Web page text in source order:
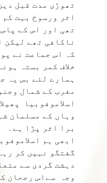
تھوڑی مدت قبل
اثر ورسوخ بہت
تھی اور اس کے
ناکافی تھے لیکن
کہ اس جماعت نے
خلاف کمر بستہ
ہمارے لئے بس یہ
مغرب کے شمال
اسلاموفوبیا
وہاں کے مسلمان
برا اثر پڑا ہے۔
ابھی ہم
گفتگو نہیں کر
دہشت گردی سے
وجہ سےاس رجحان